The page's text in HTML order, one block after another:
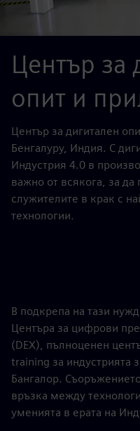
Център за
опит и
Център за дигитален
Бенгалуру, Индия. С
Индустрия 4.0 в
важно от всякога, за
служителите в крак с
технологии.
В подкрепа на тази
Центъра за цифрови
(DEX), пълноценен
training за индустрията
Бангалор.
връзка между
уменията в ерата на